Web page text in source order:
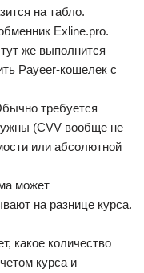
на табло.
Exline.pro.
тут же выполнится
Payeer-кошелек с
требуется
(CVV вообще не
или абсолютной
может
на разнице курса.
какое количество
курса и